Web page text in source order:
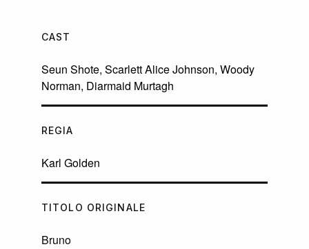
CAST
Seun Shote, Scarlett Alice Johnson, Woody
Norman, Diarmaid Murtagh
REGIA
Karl Golden
TITOLO ORIGINALE
Bruno